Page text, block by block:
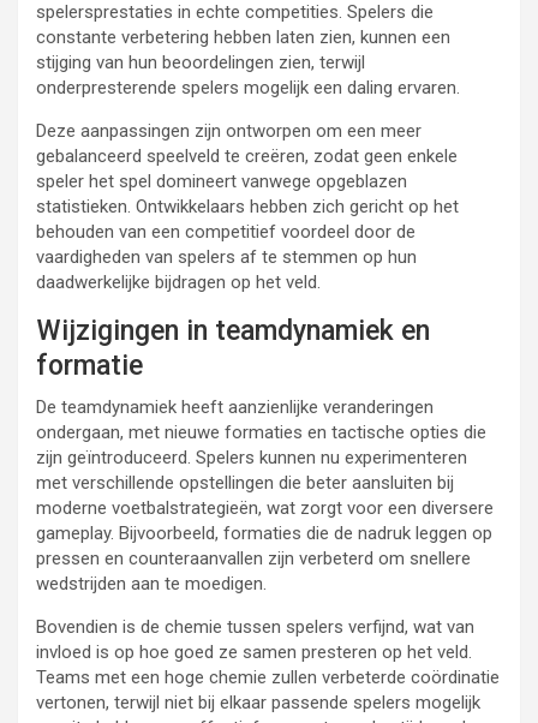
spelersprestaties in echte competities. Spelers die
constante verbetering hebben laten zien, kunnen een
stijging van hun beoordelingen zien, terwijl
onderpresterende spelers mogelijk een daling ervaren.
Deze aanpassingen zijn ontworpen om een meer
gebalanceerd speelveld te creëren, zodat geen enkele
speler het spel domineert vanwege opgeblazen
statistieken. Ontwikkelaars hebben zich gericht op het
behouden van een competitief voordeel door de
vaardigheden van spelers af te stemmen op hun
daadwerkelijke bijdragen op het veld.
Wijzigingen in teamdynamiek en
formatie
De teamdynamiek heeft aanzienlijke veranderingen
ondergaan, met nieuwe formaties en tactische opties die
zijn geïntroduceerd. Spelers kunnen nu experimenteren
met verschillende opstellingen die beter aansluiten bij
moderne voetbalstrategieën, wat zorgt voor een diversere
gameplay. Bijvoorbeeld, formaties die de nadruk leggen op
pressen en counteraanvallen zijn verbeterd om snellere
wedstrijden aan te moedigen.
Bovendien is de chemie tussen spelers verfijnd, wat van
invloed is op hoe goed ze samen presteren op het veld.
Teams met een hoge chemie zullen verbeterde coördinatie
vertonen, terwijl niet bij elkaar passende spelers mogelijk